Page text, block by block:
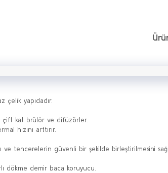
çelik yapıdadır.
çift kat brülör ve difüzörler.
hızını arttırır.
ve tencerelerin güvenli bir şekilde birleştirilmesini
dökme demir baca koruyucu.